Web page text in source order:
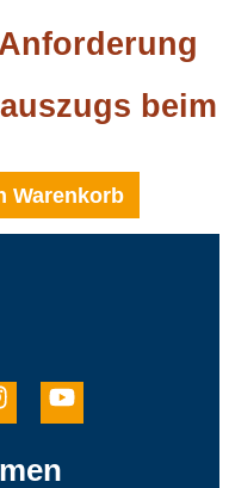
beim
Warenkorb